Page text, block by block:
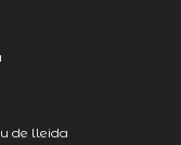
de lleida